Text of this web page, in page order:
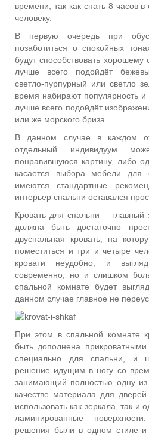
времени, так как спать 8 часов
человеку.
В первую очередь при
позаботиться о спокойных
будут способствовать
лучше всего подойдёт
светло-пурпурный или светло
время набирают популярность
лучше всего подойдёт
или же морского бриза.
В данном случае в каждом
отдельный индивидуум
понравившуюся картину, либо
касается выбора мебели
имеются стандартные
интерьер спальни оставался
Кровать для спальни – главный
должна быть достаточно
двуспальная кровать, на
поместиться и три и четыре
кровати неудобно, и
современно, но и слишком
спальной комнате будет
данном случае главное не
При этом в спальной комнате
быть дополнена
специально для спальни, и
решение идущим в ногу со
занимающий полностью одну
качестве материала для
использовать как зеркала, так
ламинированные
решения были в одном стиле и